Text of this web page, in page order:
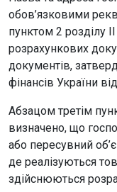
обов’язковими
пунктом 2 розділу
розрахункових
документів,
фінансів України
Абзацом третім
визначено, що
або пересувний
де реалізуються
здійснюються